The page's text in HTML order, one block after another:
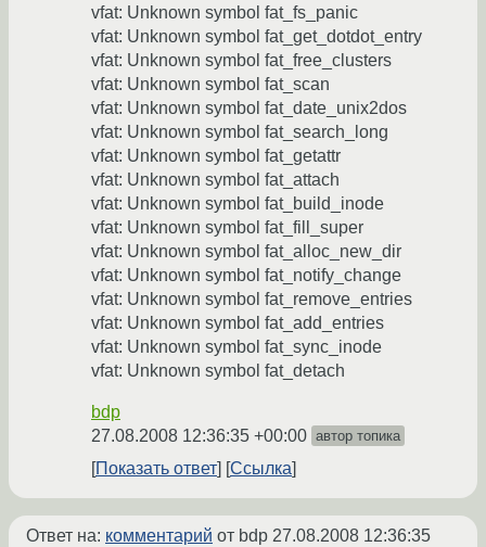
vfat: Unknown symbol fat_fs_panic
vfat: Unknown symbol fat_get_dotdot_entry
vfat: Unknown symbol fat_free_clusters
vfat: Unknown symbol fat_scan
vfat: Unknown symbol fat_date_unix2dos
vfat: Unknown symbol fat_search_long
vfat: Unknown symbol fat_getattr
vfat: Unknown symbol fat_attach
vfat: Unknown symbol fat_build_inode
vfat: Unknown symbol fat_fill_super
vfat: Unknown symbol fat_alloc_new_dir
vfat: Unknown symbol fat_notify_change
vfat: Unknown symbol fat_remove_entries
vfat: Unknown symbol fat_add_entries
vfat: Unknown symbol fat_sync_inode
vfat: Unknown symbol fat_detach
bdp
27.08.2008 12:36:35 +00:00 автор топика
Показать ответ Ссылка
Ответ на: комментарий от bdp 27.08.2008 12:36:35